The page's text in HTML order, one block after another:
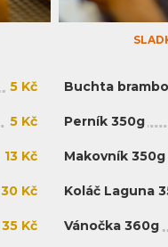
5 Kč
5 Kč
13 Kč
30 Kč
35 Kč
Buchta
Perník 350g
Makovník 350g
Koláč Laguna
Vánočka 360g